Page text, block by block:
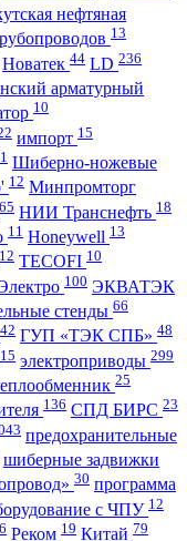
нефтяная
13
Новатек 44 LD 236
арматурный
10
импорт 15
Шиберно-ножевые
12 Минпромторг
65 НИИ Транснефть 18
11 Honeywell 13
12 TECOFI 10
100 ЭКВАТЭК
стенды 66
42 ГУП «ТЭК СПБ» 48
электроприводы 299
25
136 СПД БИРС 23
предохранительные
шиберные задвижки
30 программа
с ЧПУ 12
Реком 19 Китай 79